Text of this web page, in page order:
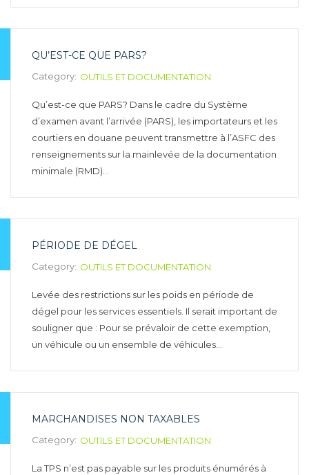
QU’EST-CE QUE PARS?
Category: OUTILS ET DOCUMENTATION
Qu’est-ce que PARS? Dans le cadre du Système
d’examen avant l’arrivée (PARS), les importateurs et les
courtiers en douane peuvent transmettre à l’ASFC des
renseignements sur la mainlevée de la documentation
minimale (RMD)…
PÉRIODE DE DÉGEL
Category: OUTILS ET DOCUMENTATION
Levée des restrictions sur les poids en période de
dégel pour les services essentiels. Il serait important de
souligner que : Pour se prévaloir de cette exemption,
un véhicule ou un ensemble de véhicules…
MARCHANDISES NON TAXABLES
Category: OUTILS ET DOCUMENTATION
La TPS n’est pas payable sur les produits énumérés à